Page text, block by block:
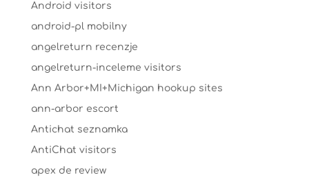
Android visitors
android-pl mobilny
angelreturn recenzje
angelreturn-inceleme visitors
Ann Arbor+MI+Michigan hookup sites
ann-arbor escort
Antichat seznamka
AntiChat visitors
apex de review